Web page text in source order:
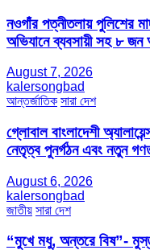
নওগাঁর পত্নীতলায় পুলিশের
অভিযানে ব্যবসায়ী সহ ৮
August 7, 2026
kalersongbad
আন্তর্জাতিক সারা দেশ
গ্লোবাল বাংলাদেশী
নেতৃত্ব পুনর্গঠন এবং নতুন
August 6, 2026
kalersongbad
জাতীয় সারা দেশ
“মুখে মধু, অন্তরে বিষ”-